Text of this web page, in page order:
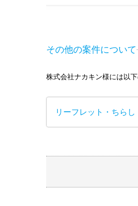
その他の案件について
株式会社ナカキン様には以
リーフレット・ちらし